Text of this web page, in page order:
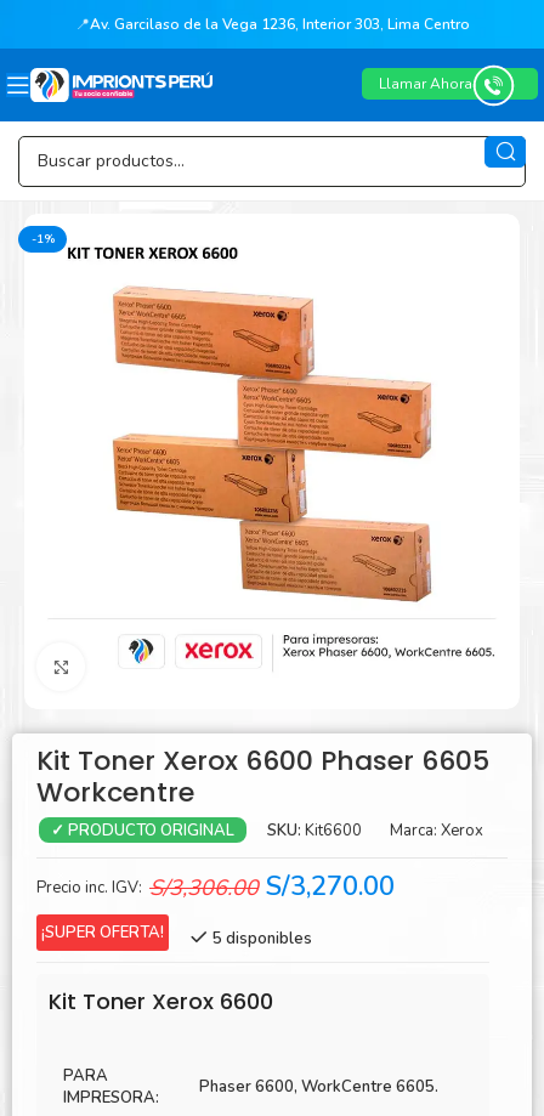
📍Av. Garcilaso de la Vega 1236, Interior 303, Lima Centro
Llamar Ahora
-1%
Agrandar
Kit Toner Xerox 6600 Phaser 6605
Workcentre
✓ PRODUCTO ORIGINAL SKU: Kit6600 Marca: Xerox
Precio inc. IGV: S/3,306.00 El
original
S/3,306.00.
S/3,270.00
¡SUPER OFERTA! 5 disponibles
Kit Toner Xerox 6600
PARA
IMPRESORA:
Phaser 6600, WorkCentre 6605.